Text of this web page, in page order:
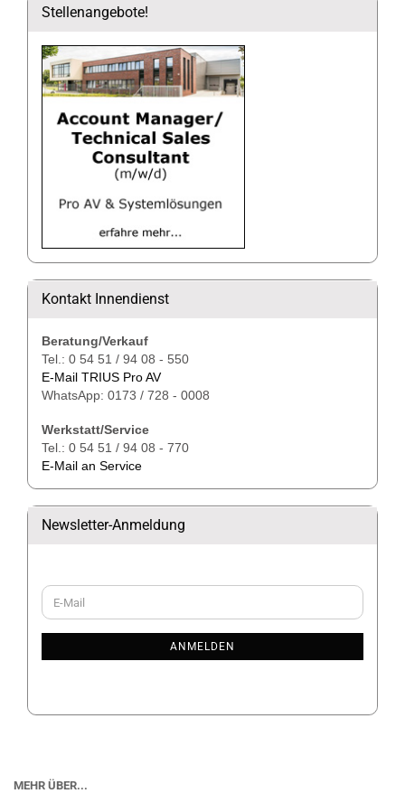
Stellenangebote!
Kontakt Innendienst
Beratung/Verkauf
Tel.: 0 54 51 / 94 08 - 550
E-Mail TRIUS Pro AV
WhatsApp: 0173 / 728 - 0008
Werkstatt/Service
Tel.: 0 54 51 / 94 08 - 770
E-Mail an Service
Newsletter-Anmeldung
WEITER
ZUR
E-
Mail
ANMELDEN
MEHR ÜBER...